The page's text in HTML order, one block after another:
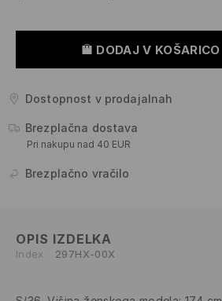
DODAJ V KOŠARICO
Dostopnost v prodajalnah
Brezplačna dostava
Pri nakupu nad 40 EUR
Brezplačno vračilo
OPIS IZDELKA
Index 297HX-00X